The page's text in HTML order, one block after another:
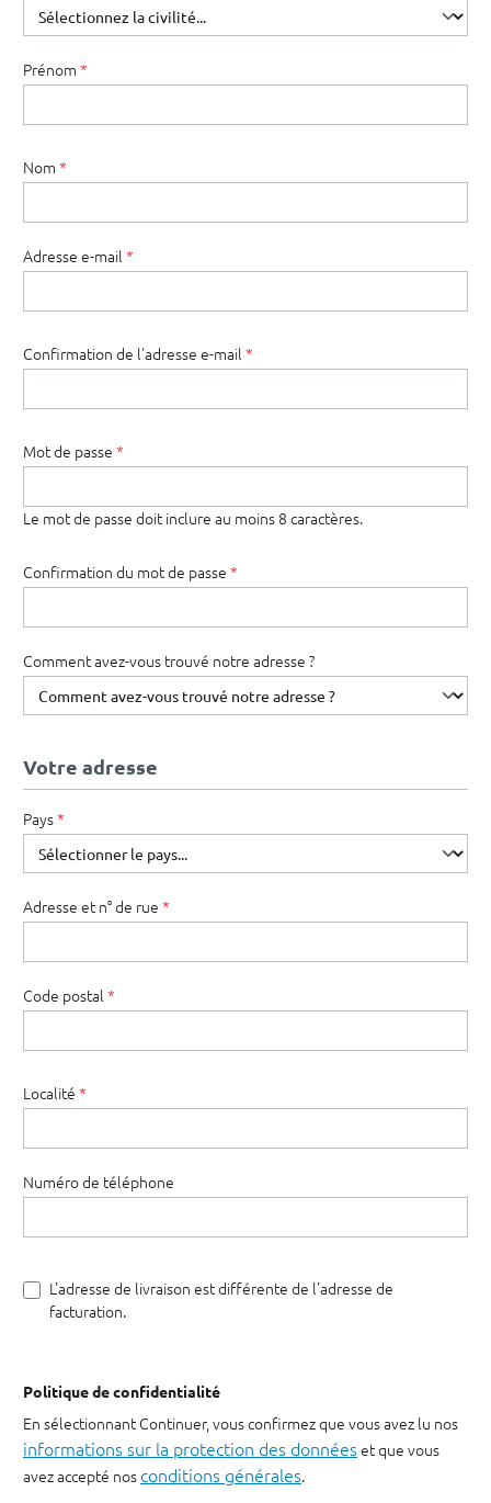
Prénom *
Nom *
Adresse e-mail *
Confirmation de l'adresse e-mail *
Mot de passe *
Le mot de passe doit inclure au moins 8 caractères.
Confirmation du mot de passe *
Comment avez-vous trouvé notre adresse ?
Votre adresse
Pays*
Adresse et n° de rue *
Code postal *
Localité *
Numéro de téléphone
L'adresse de livraison est différente de l'adresse de
facturation.
Politique de confidentialité
En sélectionnant Continuer, vous confirmez que vous avez lu nos
informations sur la protection des donnéeset que vous
avez accepté nos conditions générales.